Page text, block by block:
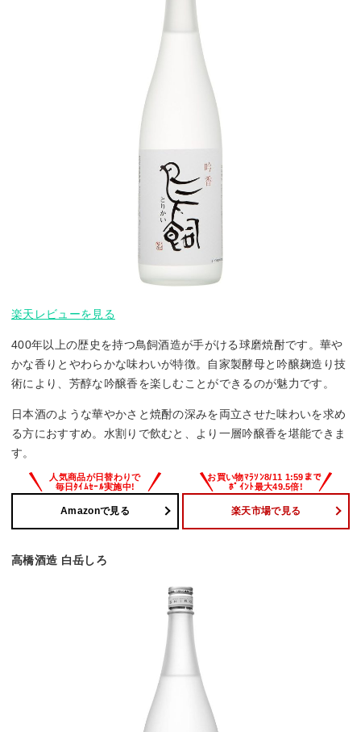
楽天レビューを見る
400年以上の歴史を持つ鳥飼酒造が手がける球磨焼酎です。華や
かな香りとやわらかな味わいが特徴。自家製酵母と吟醸麹造り技
術により、芳醇な吟醸香を楽しむことができるのが魅力です。
日本酒のような華やかさと焼酎の深みを両立させた味わいを求め
る方におすすめ。水割りで飲むと、より一層吟醸香を堪能できま
す。
Amazonで見る 楽天市場で見る
高橋酒造 白岳しろ